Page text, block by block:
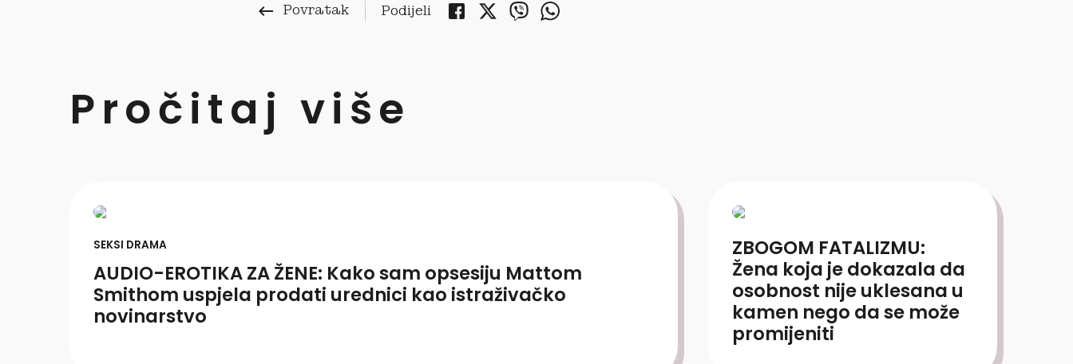
keyboard_backspace Povratak Podijeli
Pročitaj više
SEKSI DRAMA
AUDIO-EROTIKA ZA ŽENE: Kako sam opsesiju Mattom
Smithom uspjela prodati urednici kao istraživačko
novinarstvo
ZBOGOM FATALIZMU:
Žena koja je dokazala da
osobnost nije uklesana u
kamen nego da se može
promijeniti